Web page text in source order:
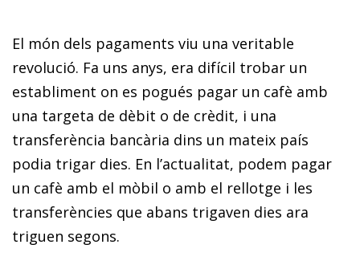
El món dels pagaments viu una veritable
revolució. Fa uns anys, era difícil trobar un
establiment on es pogués pagar un cafè amb
una targeta de dèbit o de crèdit, i una
transferència bancària dins un mateix país
podia trigar dies. En l’actualitat, podem pagar
un cafè amb el mòbil o amb el rellotge i les
transferències que abans trigaven dies ara
triguen segons.